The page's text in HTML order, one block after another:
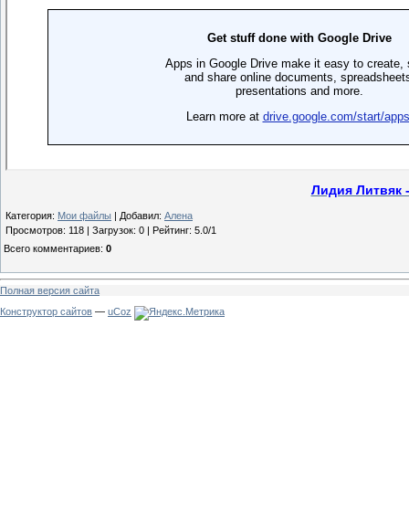
Лидия Литвяк
Категория: Мои файлы Добавил: Алена
Просмотров: 118 Загрузок: 0 Рейтинг: 5.0/1
Всего комментариев: 0
Полная версия сайта
Конструктор сайтов — uCoz